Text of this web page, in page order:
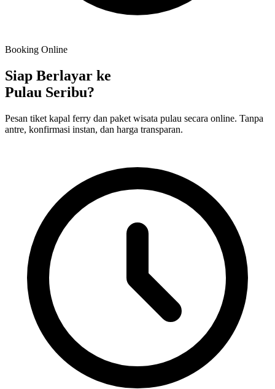
Booking Online
Siap Berlayar ke
Pulau Seribu?
Pesan tiket kapal ferry dan paket wisata pulau secara online. Tanpa
antre, konfirmasi instan, dan harga transparan.